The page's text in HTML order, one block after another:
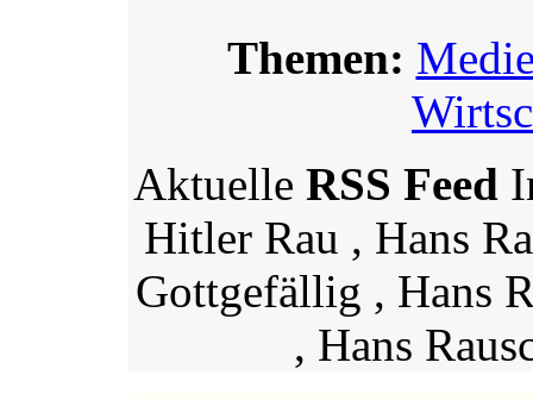
Themen:
Aktuelle RSS Feed
Hitler Rau , Hans
Gottgefällig , Hans
, Hans